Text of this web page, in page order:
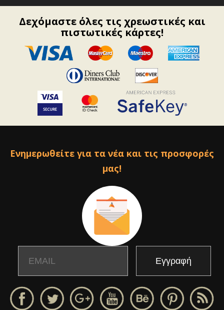
Δεχόμαστε όλες τις χρεωστικές και
πιστωτικές κάρτες!
Ενημερωθείτε για τα νέα και τις προσφορές
μας!